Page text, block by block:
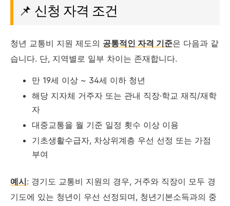
📌 신청 자격 조건
청년 교통비 지원 제도의 공통적인 자격 기준은 다음과 같
습니다. 단, 지역별로 일부 차이는 존재합니다.
만 19세 이상 ~ 34세 이하 청년
해당 지자체 거주자 또는 관내 직장·학교 재직/재학
자
대중교통을 월 기준 일정 횟수 이상 이용
기초생활수급자, 차상위계층 우선 선정 또는 가점
부여
예시: 경기도 교통비 지원의 경우, 거주와 직장이 모두 경
기도에 있는 청년이 우선 선정되며, 청년기본소득과의 중